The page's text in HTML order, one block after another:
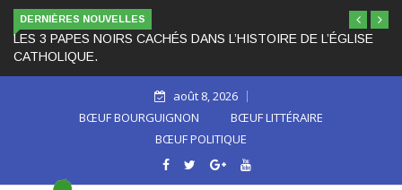
DERNIÈRES NOUVELLES
LES 3 PAPES NOIRS CACHÉS DANS L’HISTOIRE DE L’ÉGLISE
CATHOLIQUE.
août 8, 2026
BŒUF BOURGUIGNON
BŒUF LITTÉRAIRE
BŒUF POLITIQUE